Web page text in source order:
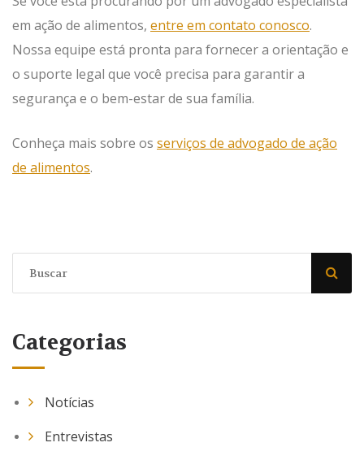
em ação de alimentos, entre em contato conosco.
Nossa equipe está pronta para fornecer a orientação e
o suporte legal que você precisa para garantir a
segurança e o bem-estar de sua família.
Conheça mais sobre os serviços de advogado de ação
de alimentos.
Categorias
Notícias
Entrevistas